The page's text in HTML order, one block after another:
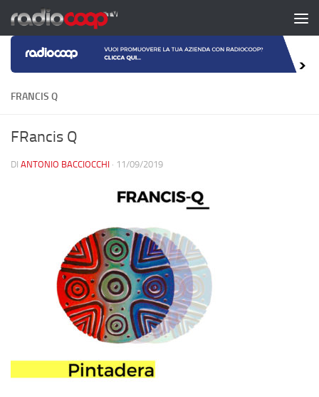
Salta al contenuto
FRANCIS Q
FRancis Q
DI ANTONIO BACCIOCCHI · 11/09/2019